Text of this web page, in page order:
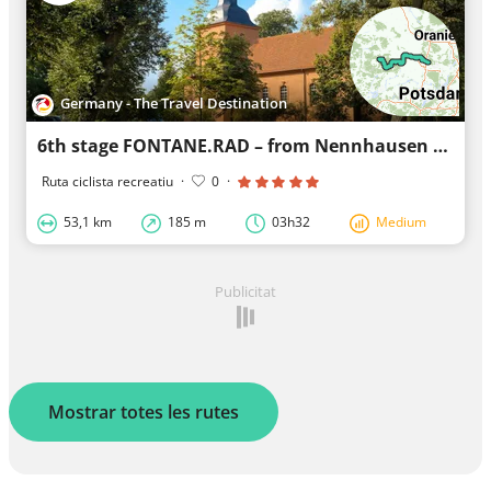
Germany - The Travel Destination
6th stage FONTANE.RAD – from Nennhausen to Brieselang
Ruta ciclista recreatiu · 0 ·
53,1 km 185 m 03h32 Medium
Publicitat
Mostrar totes les rutes